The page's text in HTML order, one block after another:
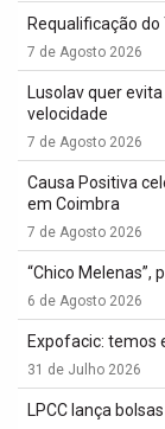
Requalificação
7 de Agosto 2026
Lusolav quer
velocidade
7 de Agosto 2026
Causa Positiva
em Coimbra
7 de Agosto 2026
“Chico Melenas”,
6 de Agosto 2026
Expofacic:
31 de Julho 2026
LPCC lança